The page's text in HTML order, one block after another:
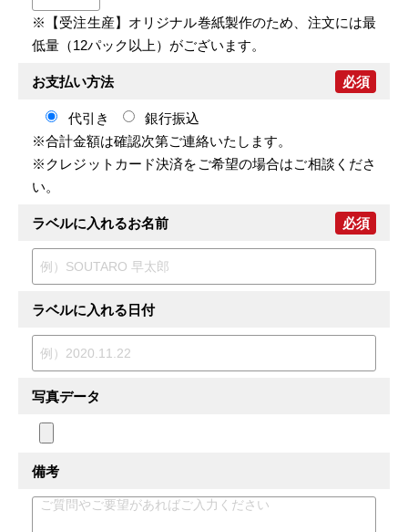
※【受注生産】オリジナル巻紙製作のため、注文には最
低量（12パック以上）がございます。
お支払い方法 必須
代引き
銀行振込
※合計金額は確認次第ご連絡いたします。
※クレジットカード決済をご希望の場合はご相談くださ
い。
ラベルに入れるお名前 必須
ラベルに入れる日付
写真データ
備考